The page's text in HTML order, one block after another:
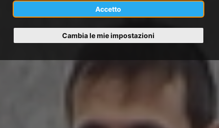
Accetto
Cambia le mie impostazioni